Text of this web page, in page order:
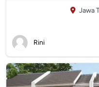
Jawa
Rini